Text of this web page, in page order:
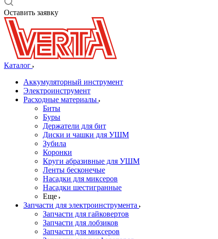
Оставить заявку
Каталог
Аккумуляторный инструмент
Электроинструмент
Расходные материалы
Биты
Буры
Держатели для бит
Диски и чашки для УШМ
Зубила
Коронки
Круги абразивные для УШМ
Ленты бесконечые
Насадки для миксеров
Насадки шестигранные
Еще
Запчасти для электроинструмента
Запчасти для гайковертов
Запчасти для лобзиков
Запчасти для миксеров